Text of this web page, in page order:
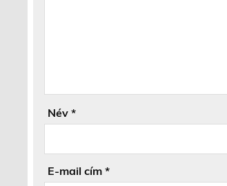
Név*
E-mail cím*